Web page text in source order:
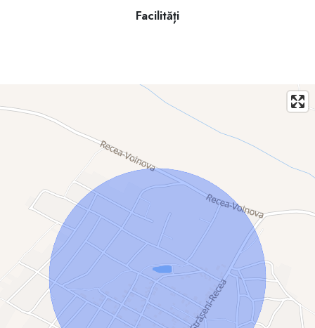
Facilități